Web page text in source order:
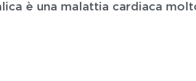
è una malattia cardiaca